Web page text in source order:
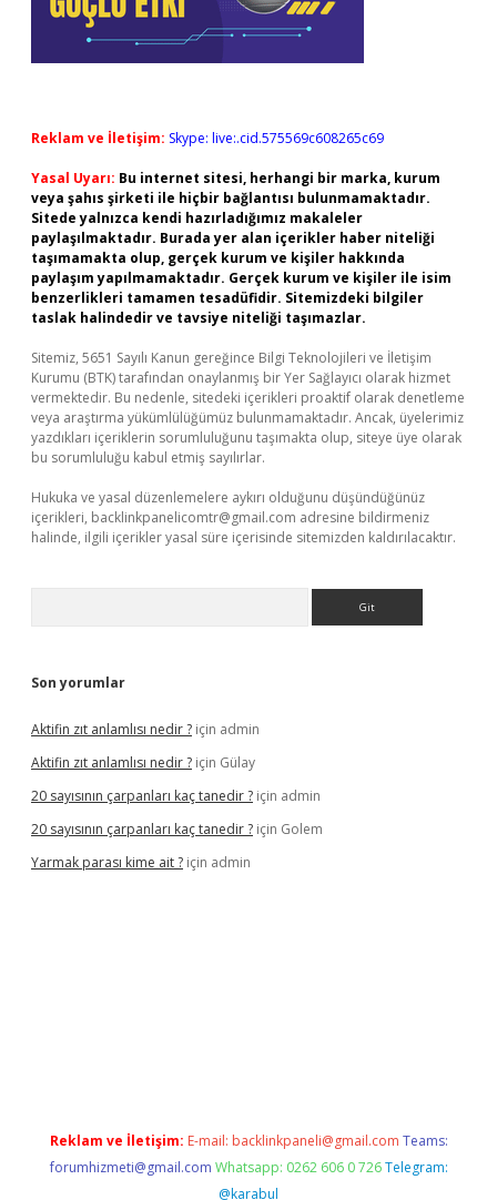
Reklam ve İletişim: Skype: live:.cid.575569c608265c69
Yasal Uyarı: Bu internet sitesi, herhangi bir marka, kurum
veya şahıs şirketi ile hiçbir bağlantısı bulunmamaktadır.
Sitede yalnızca kendi hazırladığımız makaleler
paylaşılmaktadır. Burada yer alan içerikler haber niteliği
taşımamakta olup, gerçek kurum ve kişiler hakkında
paylaşım yapılmamaktadır. Gerçek kurum ve kişiler ile isim
benzerlikleri tamamen tesadüfidir. Sitemizdeki bilgiler
taslak halindedir ve tavsiye niteliği taşımazlar.
Sitemiz, 5651 Sayılı Kanun gereğince Bilgi Teknolojileri ve İletişim
Kurumu (BTK) tarafından onaylanmış bir Yer Sağlayıcı olarak hizmet
vermektedir. Bu nedenle, sitedeki içerikleri proaktif olarak denetleme
veya araştırma yükümlülüğümüz bulunmamaktadır. Ancak, üyelerimiz
yazdıkları içeriklerin sorumluluğunu taşımakta olup, siteye üye olarak
bu sorumluluğu kabul etmiş sayılırlar.
Hukuka ve yasal düzenlemelere aykırı olduğunu düşündüğünüz
içerikleri, backlinkpanelicomtr@gmail.com adresine bildirmeniz
halinde, ilgili içerikler yasal süre içerisinde sitemizden kaldırılacaktır.
Son yorumlar
Aktifin zıt anlamlısı nedir ? için admin
Aktifin zıt anlamlısı nedir ? için Gülay
20 sayısının çarpanları kaç tanedir ? için admin
20 sayısının çarpanları kaç tanedir ? için Golem
Yarmak parası kime ait ? için admin
Reklam ve İletişim: E-mail: backlinkpaneli@gmail.com Teams:
forumhizmeti@gmail.com Whatsapp: 0262 606 0 726 Telegram:
@karabul